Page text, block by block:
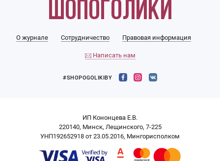
О журнале Сотрудничество Правовая информация
Написать нам
#SHOPOGOLIKIBY
ИП Кононцева Е.В.
220140, Минск, Лещинского, 7-225
УНП192652918 от 23.05.2016, Мингорисполком